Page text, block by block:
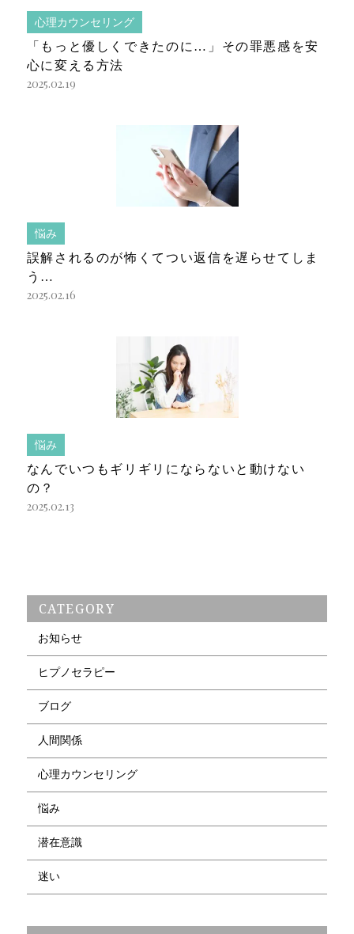
心理カウンセリング
「もっと優しくできたのに…」その罪悪感を安
心に変える方法
2025.02.19
悩み
誤解されるのが怖くてつい返信を遅らせてしま
う…
2025.02.16
悩み
なんでいつもギリギリにならないと動けない
の？
2025.02.13
CATEGORY
お知らせ
ヒプノセラピー
ブログ
人間関係
心理カウンセリング
悩み
潜在意識
迷い